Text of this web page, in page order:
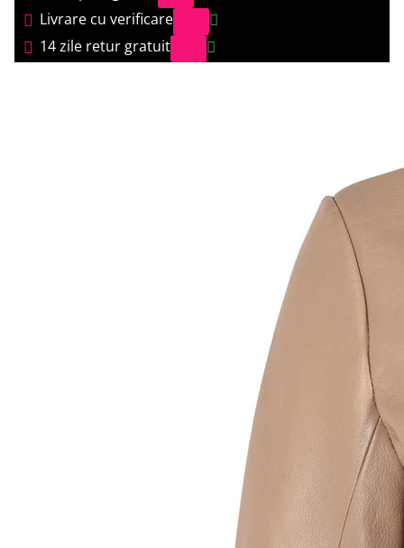
Livrare cu verificare
14 zile retur gratuit